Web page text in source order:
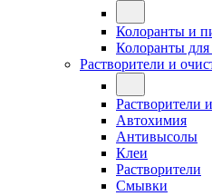
Колоранты и
Колоранты для
Растворители и
Растворители
Автохимия
Антивысолы
Клеи
Растворители
Смывки